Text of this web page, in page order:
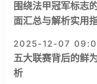
围绕法甲冠军标志
面汇总与解析实用
2025-12-07
五大联赛背后的鲜
析